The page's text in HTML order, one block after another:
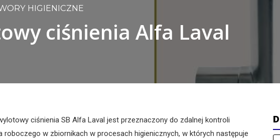
HIGIENICZNE
ciśnienia Alfa Laval
ciśnienia SB Alfa Laval jest przeznaczony do zdalnej kontroli
roboczego w zbiornikach w procesach higienicznych, w których następuje